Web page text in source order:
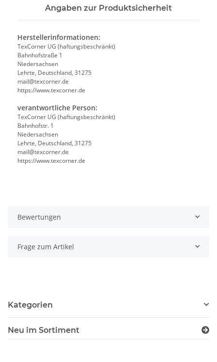
Angaben zur Produktsicherheit
Herstellerinformationen:
TexCorner UG (haftungsbeschränkt)
Bahnhofstraße 1
Niedersachsen
Lehrte, Deutschland, 31275
mail@texcorner.de
https://www.texcorner.de
verantwortliche Person:
TexCorner UG (haftungsbeschränkt)
Bahnhofstr. 1
Niedersachsen
Lehrte, Deutschland, 31275
mail@texcorner.de
https://www.texcorner.de
Bewertungen
Frage zum Artikel
Kategorien
Neu im Sortiment